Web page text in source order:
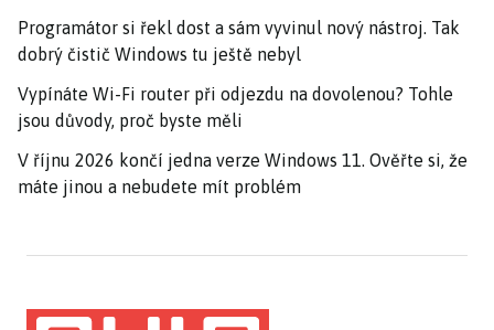
Programátor si řekl dost a sám vyvinul nový nástroj. Tak
dobrý čistič Windows tu ještě nebyl
Vypínáte Wi-Fi router při odjezdu na dovolenou? Tohle
jsou důvody, proč byste měli
V říjnu 2026 končí jedna verze Windows 11. Ověřte si, že
máte jinou a nebudete mít problém